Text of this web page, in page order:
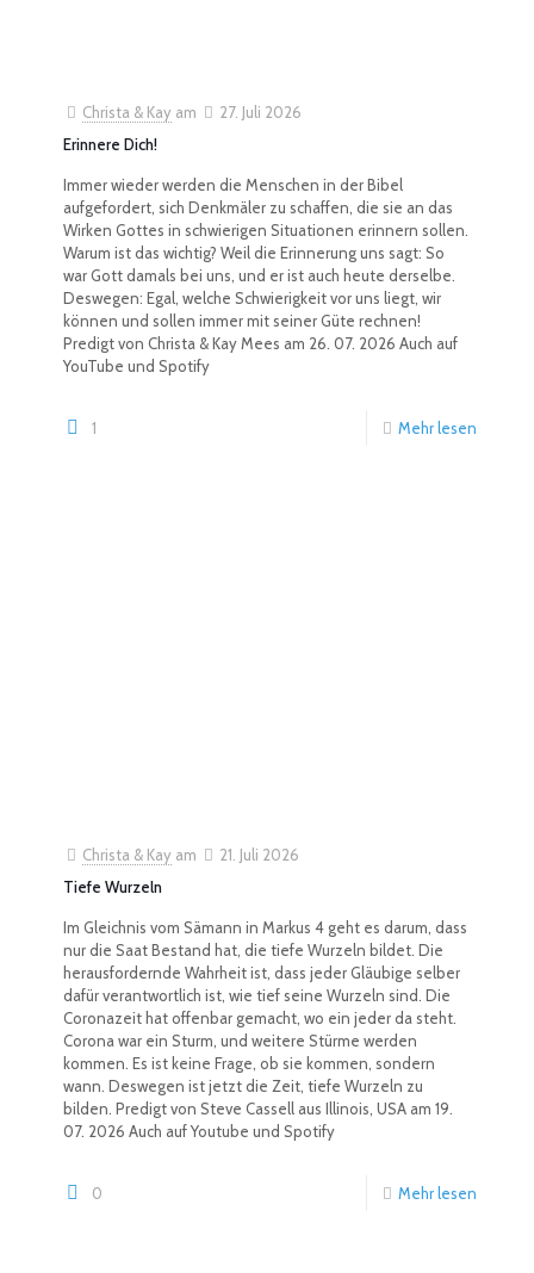
Christa & Kay am
27. Juli 2026
Erinnere Dich!
Immer wieder werden die Menschen in der Bibel
aufgefordert, sich Denkmäler zu schaffen, die sie an das
Wirken Gottes in schwierigen Situationen erinnern sollen.
Warum ist das wichtig? Weil die Erinnerung uns sagt: So
war Gott damals bei uns, und er ist auch heute derselbe.
Deswegen: Egal, welche Schwierigkeit vor uns liegt, wir
können und sollen immer mit seiner Güte rechnen!
Predigt von Christa & Kay Mees am 26. 07. 2026 Auch auf
YouTube und Spotify
1 Mehr lesen
Christa & Kay am
21. Juli 2026
Tiefe Wurzeln
Im Gleichnis vom Sämann in Markus 4 geht es darum, dass
nur die Saat Bestand hat, die tiefe Wurzeln bildet. Die
herausfordernde Wahrheit ist, dass jeder Gläubige selber
dafür verantwortlich ist, wie tief seine Wurzeln sind. Die
Coronazeit hat offenbar gemacht, wo ein jeder da steht.
Corona war ein Sturm, und weitere Stürme werden
kommen. Es ist keine Frage, ob sie kommen, sondern
wann. Deswegen ist jetzt die Zeit, tiefe Wurzeln zu
bilden. Predigt von Steve Cassell aus Illinois, USA am 19.
07. 2026 Auch auf Youtube und Spotify
0 Mehr lesen